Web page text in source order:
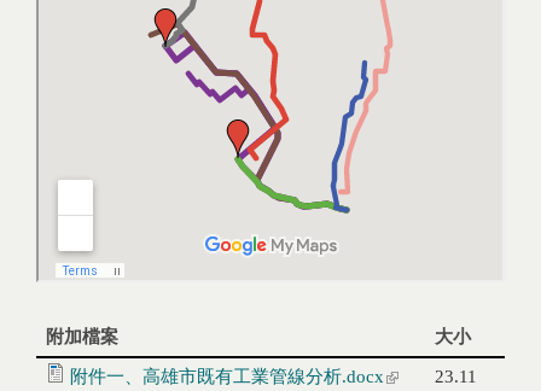
附加檔案 大小
附件一、高雄市既有工業管線分析.docx (link is external)
23.11